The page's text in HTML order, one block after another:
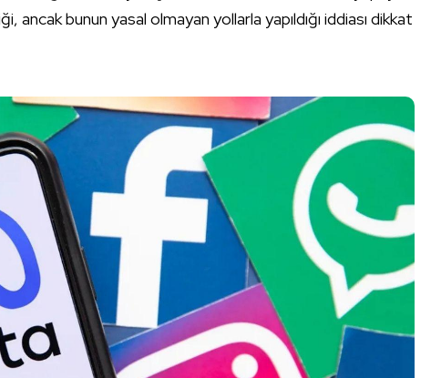
bunun yasal olmayan yollarla yapıldığı iddiası dikkat